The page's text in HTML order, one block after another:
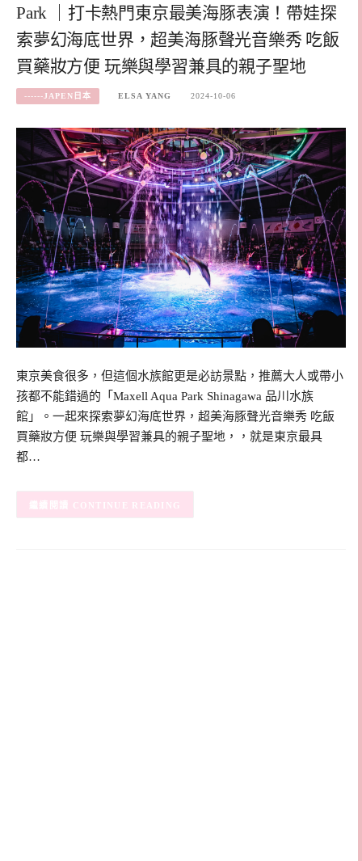
Park ｜打卡熱門東京最美海豚表演！帶娃探
索夢幻海底世界，超美海豚聲光音樂秀 吃飯
買藥妝方便 玩樂與學習兼具的親子聖地
------JAPEN日本 ELSA YANG 2024-10-06
東京美食很多，但這個水族館更是必訪景點，推薦大人或帶小
孩都不能錯過的「Maxell Aqua Park Shinagawa 品川水族
館」。一起來探索夢幻海底世界，超美海豚聲光音樂秀 吃飯
買藥妝方便 玩樂與學習兼具的親子聖地，，就是東京最具
都…
CONTINUE READING